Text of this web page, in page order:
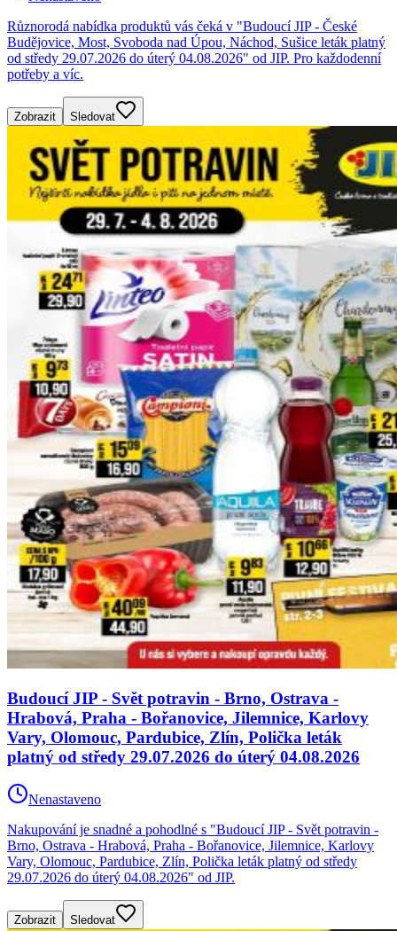
Různorodá nabídka produktů vás čeká v "Budoucí JIP - České
Budějovice, Most, Svoboda nad Úpou, Náchod, Sušice leták platný
od středy 29.07.2026 do úterý 04.08.2026" od JIP. Pro každodenní
potřeby a víc.
Zobrazit Sledovat
Budoucí JIP - Svět potravin - Brno, Ostrava -
Hrabová, Praha - Bořanovice, Jilemnice, Karlovy
Vary, Olomouc, Pardubice, Zlín, Polička leták
platný od středy 29.07.2026 do úterý 04.08.2026
Nenastaveno
Nakupování je snadné a pohodlné s "Budoucí JIP - Svět potravin -
Brno, Ostrava - Hrabová, Praha - Bořanovice, Jilemnice, Karlovy
Vary, Olomouc, Pardubice, Zlín, Polička leták platný od středy
29.07.2026 do úterý 04.08.2026" od JIP.
Zobrazit Sledovat